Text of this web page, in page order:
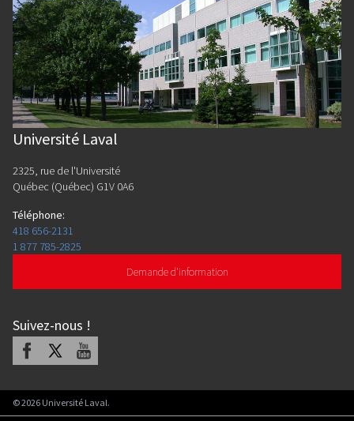
Université Laval
2325, rue de l'Université
Québec (Québec) G1V 0A6
Téléphone:
418 656-2131
1 877 785-2825
Demande d'information
Suivez-nous !
Facebook Youtube
©2026 Université Laval.